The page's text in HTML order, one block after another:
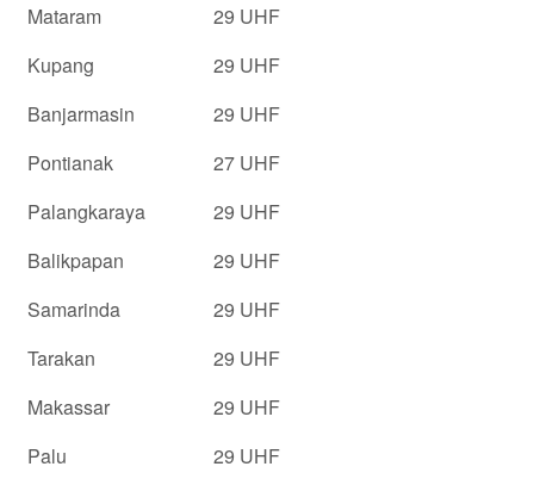
Mataram
29 UHF
Kupang
29 UHF
Banjarmasin
29 UHF
Pontianak
27 UHF
Palangkaraya
29 UHF
Balikpapan
29 UHF
Samarinda
29 UHF
Tarakan
29 UHF
Makassar
29 UHF
Palu
29 UHF